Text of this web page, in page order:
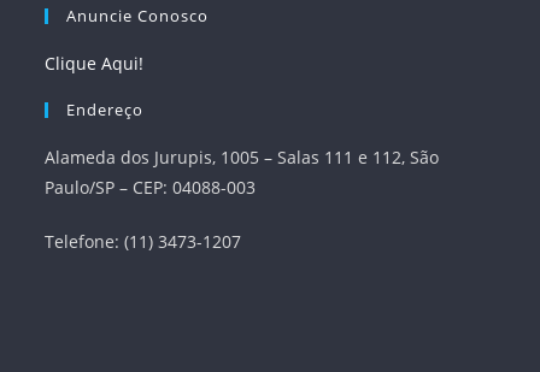
Anuncie Conosco
Clique Aqui!
Endereço
Alameda dos Jurupis, 1005 – Salas 111 e 112, São
Paulo/SP – CEP: 04088-003
Telefone: (11) 3473-1207